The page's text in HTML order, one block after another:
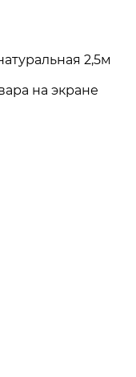
2,5м
на экране